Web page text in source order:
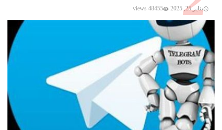
يناير 25, 2025 48455 views